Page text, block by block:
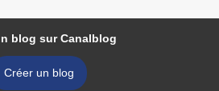
blog sur Canalblog
Créer un blog